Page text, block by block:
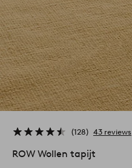
128 43 reviews
ROW Wollen tapijt